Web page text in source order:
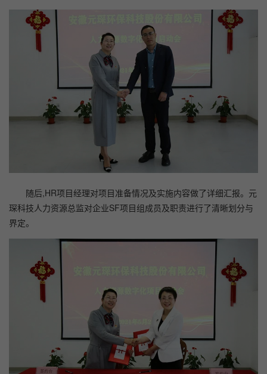
随后,HR项目经理对项目准备情况及实施内容做了详细汇报。元
琛科技人力资源总监对企业SF项目组成员及职责进行了清晰划分与
界定。